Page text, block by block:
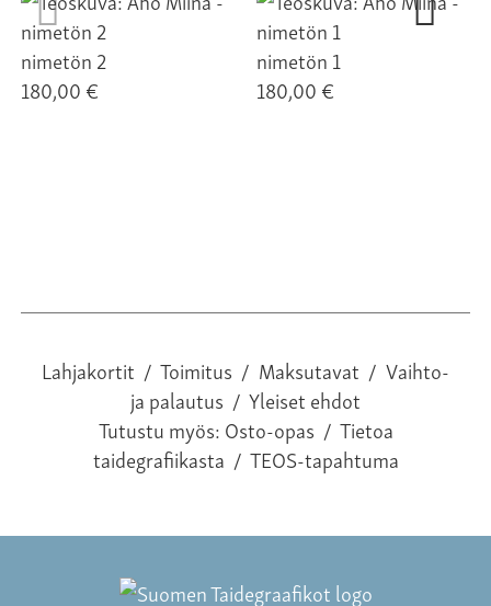
nimetön 2
180,00 €
nimetön 1
180,00 €
Lahjakortit / Toimitus / Maksutavat / Vaihto-
ja palautus / Yleiset ehdot
Tutustu myös:Osto-opas / Tietoa
taidegrafiikasta / TEOS-tapahtuma